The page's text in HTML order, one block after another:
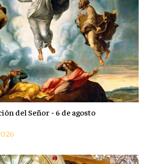
del Señor - 6 de agosto